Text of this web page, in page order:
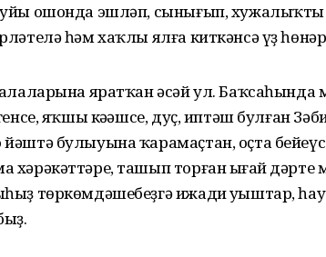
ошонда эшләп, сынығып, хужалыҡтың
һәм хаҡлы ялға киткәнсә үҙ
яратҡан әсәй ул. Баҡсаһында
яҡшы кәңәшсе, дуҫ, иптәш булған
булыуына ҡарамаҫтан, оҫта
ташып торған ыңғай дәрте
төркөмдәшебеҙгә ижади уңыштар,